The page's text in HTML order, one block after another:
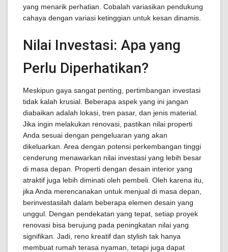
yang menarik perhatian. Cobalah variasikan pendukung
cahaya dengan variasi ketinggian untuk kesan dinamis.
Nilai Investasi: Apa yang
Perlu Diperhatikan?
Meskipun gaya sangat penting, pertimbangan investasi
tidak kalah krusial. Beberapa aspek yang ini jangan
diabaikan adalah lokasi, tren pasar, dan jenis material.
Jika ingin melakukan renovasi, pastikan nilai properti
Anda sesuai dengan pengeluaran yang akan
dikeluarkan. Area dengan potensi perkembangan tinggi
cenderung menawarkan nilai investasi yang lebih besar
di masa depan. Properti dengan desain interior yang
atraktif juga lebih diminati oleh pembeli. Oleh karena itu,
jika Anda merencanakan untuk menjual di masa depan,
berinvestasilah dalam beberapa elemen desain yang
unggul. Dengan pendekatan yang tepat, setiap proyek
renovasi bisa berujung pada peningkatan nilai yang
signifikan. Jadi, reno kreatif dan stylish tak hanya
membuat rumah terasa nyaman, tetapi juga dapat